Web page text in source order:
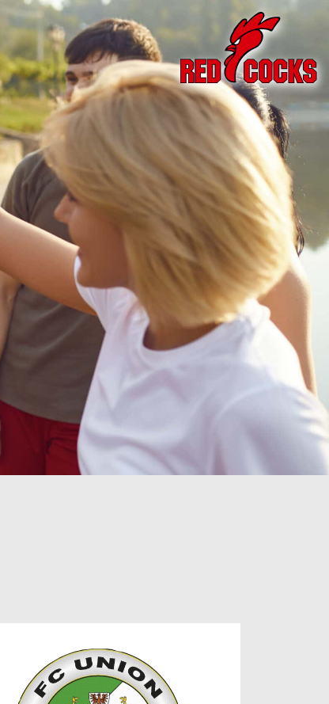
FC Union Frankfurt (Oder) e.V.